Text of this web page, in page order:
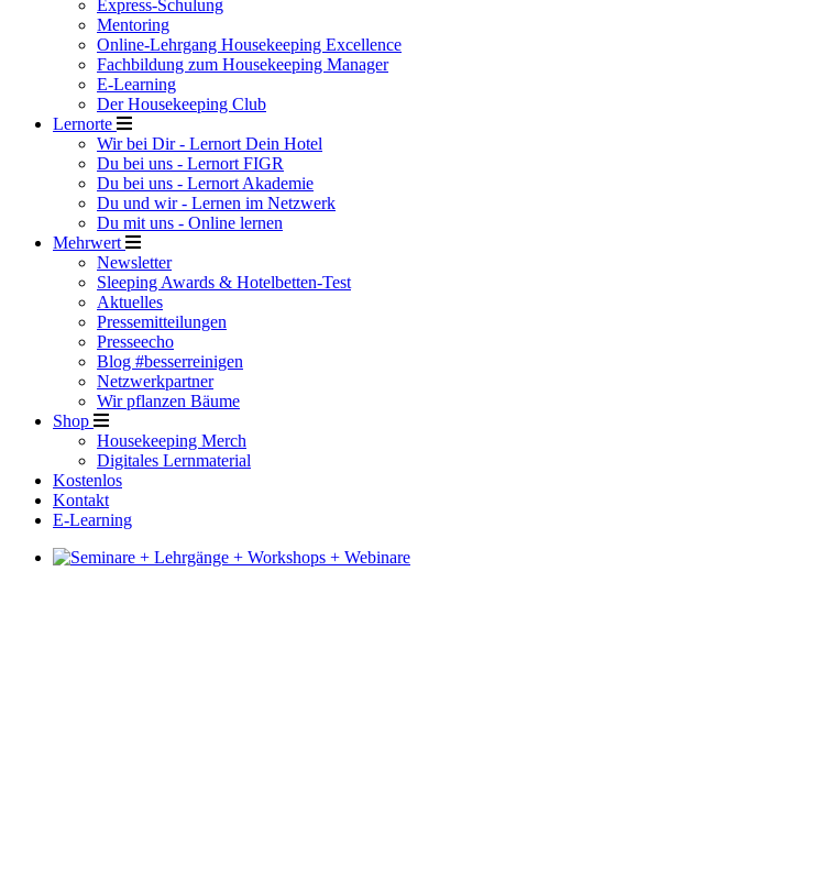
Express-Schulung
Mentoring
Online-Lehrgang Housekeeping Excellence
Fachbildung zum Housekeeping Manager
E-Learning
Der Housekeeping Club
Lernorte
Wir bei Dir - Lernort Dein Hotel
Du bei uns - Lernort FIGR
Du bei uns - Lernort Akademie
Du und wir - Lernen im Netzwerk
Du mit uns - Online lernen
Mehrwert
Newsletter
Sleeping Awards & Hotelbetten-Test
Aktuelles
Pressemitteilungen
Presseecho
Blog #besserreinigen
Netzwerkpartner
Wir pflanzen Bäume
Shop
Housekeeping Merch
Digitales Lernmaterial
Kostenlos
Kontakt
E-Learning